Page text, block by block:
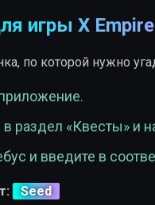
игры X
по которой нужно
раздел «Квесты» и
и введите в
Seed